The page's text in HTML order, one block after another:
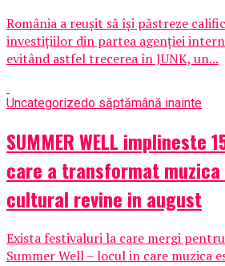
România a reușit să își păstreze
investițiilor din partea agenției
evitând astfel trecerea în JUNK, un...
Uncategorizedo săptămână inainte
SUMMER WELL implineste
care a transformat
cultural revine in august
Exista festivaluri la care mergi
Summer Well – locul in care muzica